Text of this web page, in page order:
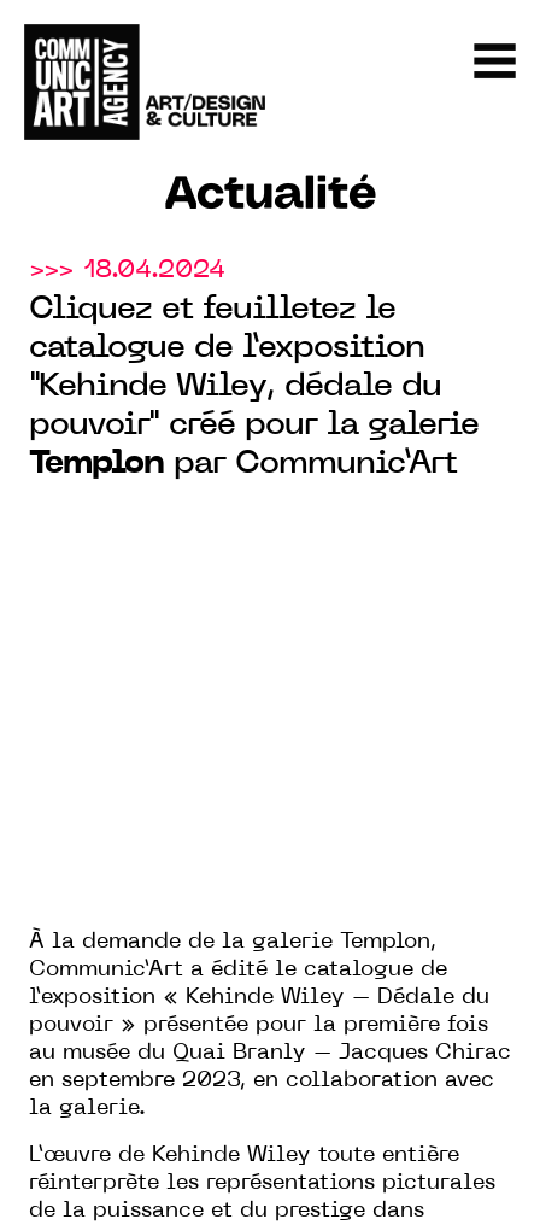
Actualité
>>> 18.04.2024
Cliquez et feuilletez le
catalogue de l’exposition
"Kehinde Wiley, dédale du
pouvoir" créé pour la galerie
Templon par Communic’Art
À la demande de la galerie Templon,
Communic’Art a édité le catalogue de
l’exposition « Kehinde Wiley – Dédale du
pouvoir » présentée pour la première fois
au musée du Quai Branly – Jacques Chirac
en septembre 2023, en collaboration avec
la galerie.
L’œuvre de Kehinde Wiley toute entière
réinterprète les représentations picturales
de la puissance et du prestige dans